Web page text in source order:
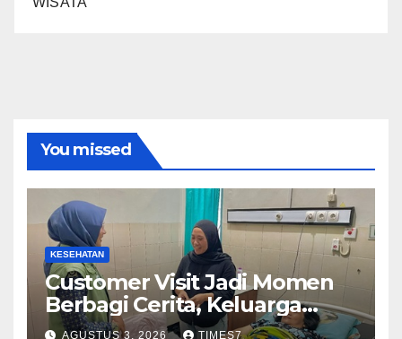
You missed
KESEHATAN
Customer Visit Jadi Momen
Berbagi Cerita, Keluarga
Nurhayati Rasakan Manfaat
AGUSTUS 3, 2026 TIMES7